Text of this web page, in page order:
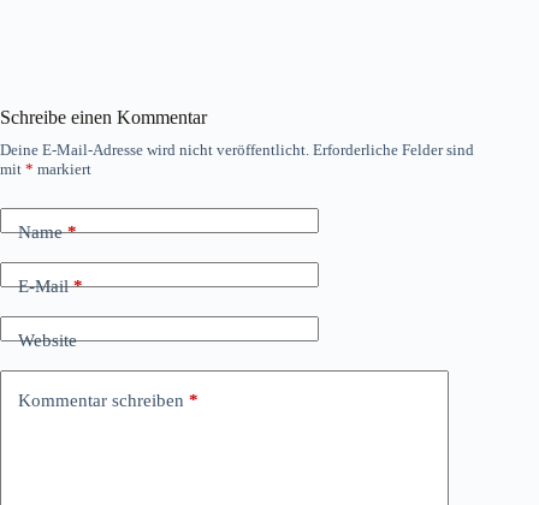
Schreibe einen Kommentar
Deine E-Mail-Adresse wird nicht veröffentlicht. Erforderliche Felder sind
mit * markiert
Name*
E-Mail*
Website
Kommentar schreiben *